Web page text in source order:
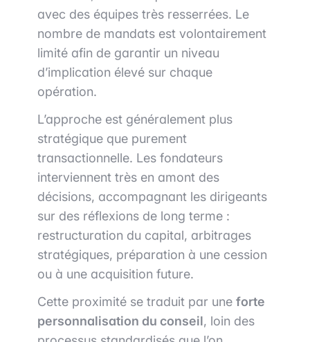
avec des équipes très resserrées. Le
nombre de mandats est volontairement
limité afin de garantir un niveau
d’implication élevé sur chaque
opération.
L’approche est généralement plus
stratégique que purement
transactionnelle. Les fondateurs
interviennent très en amont des
décisions, accompagnant les dirigeants
sur des réflexions de long terme :
restructuration du capital, arbitrages
stratégiques, préparation à une cession
ou à une acquisition future.
Cette proximité se traduit par une forte
personnalisation du conseil, loin des